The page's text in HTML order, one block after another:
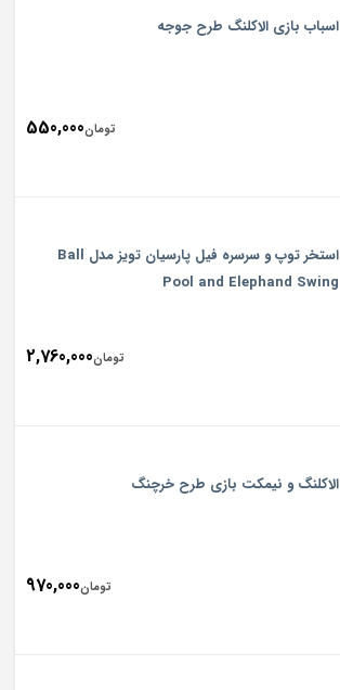
اسباب بازی الاکلنگ طرح جوجه
تومان550,000
استخر توپ و سرسره فیل پارسیان تویز مدل Ball
Pool and Elephand Swing
تومان2,760,000
الاکلنگ و نیمکت بازی طرح خرچنگ
تومان970,000